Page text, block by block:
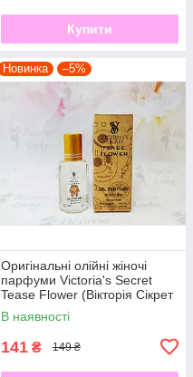
Купити
Новинка –5%
Оригінальні олійні жіночі
парфуми Victoria's Secret
Tease Flower (Вікторія Сікрет
Тіз Фловер) 12 мл
В наявності
141 ₴ 149 ₴